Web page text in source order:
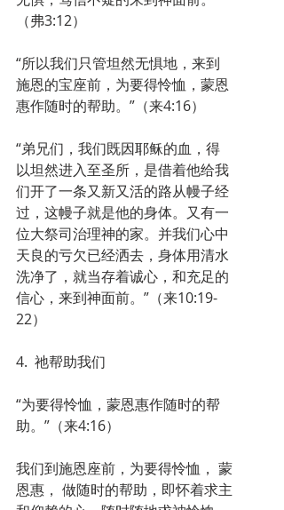
（弗3:12）
“所以我们只管坦然无惧地，来到
施恩的宝座前，为要得怜恤，蒙恩
惠作随时的帮助。”（来4:16）
“弟兄们，我们既因耶稣的血，得
以坦然进入至圣所，是借着他给我
们开了一条又新又活的路从幔子经
过，这幔子就是他的身体。又有一
位大祭司治理神的家。并我们心中
天良的亏欠已经洒去，身体用清水
洗净了，就当存着诚心，和充足的
信心，来到神面前。”（来10:19-
22）
4.  祂帮助我们
“为要得怜恤，蒙恩惠作随时的帮
助。”（来4:16）
我们到施恩座前，为要得怜恤， 蒙
恩惠， 做随时的帮助，即怀着求主